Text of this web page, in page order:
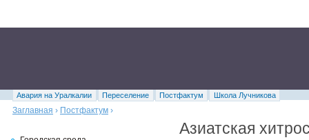
Авария на Уралкалии Переселение Постфактум
Школа Лучникова
Заглавная › Постфактум ›
Азиатская